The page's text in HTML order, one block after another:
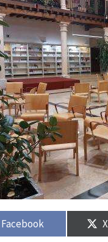
Compartir
en
Facebook
Compartir
en